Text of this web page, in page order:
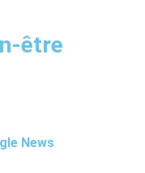
être
News